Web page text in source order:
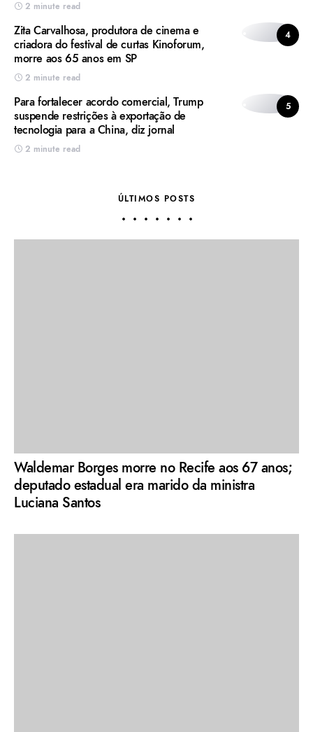
2 minute read
4
Zita Carvalhosa, produtora de cinema e
criadora do festival de curtas Kinoforum,
morre aos 65 anos em SP
2 minute read
5
Para fortalecer acordo comercial, Trump
suspende restrições à exportação de
tecnologia para a China, diz jornal
2 minute read
ÚLTIMOS POSTS
Waldemar Borges morre no Recife aos 67 anos;
deputado estadual era marido da ministra
Luciana Santos